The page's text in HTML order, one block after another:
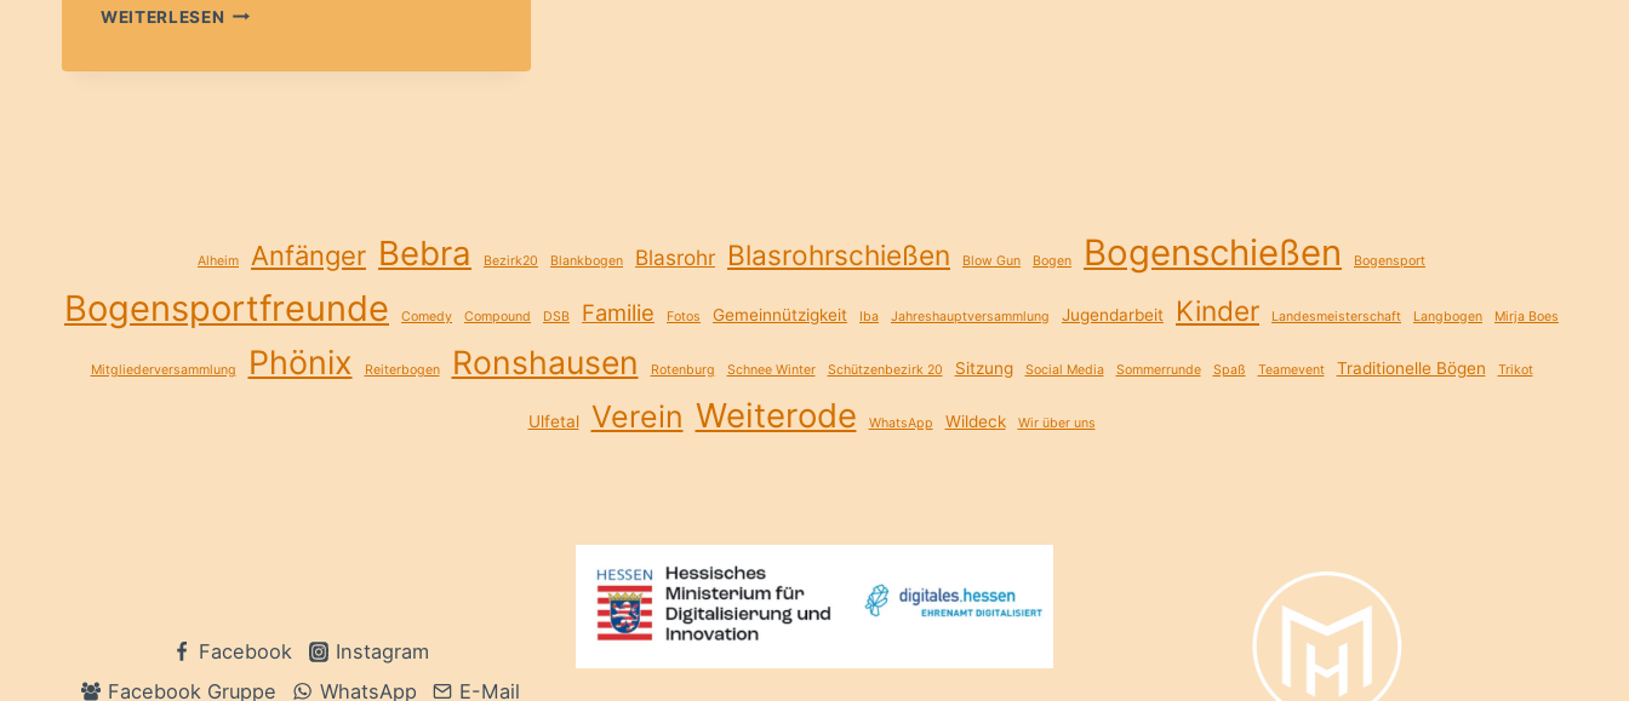
WEITERLESEN BEZIRKSMEISTERSCHAFTEN
Alheim Anfänger Bebra Bezirk20 Blankbogen Blasrohr Blasrohrschießen Blow Gun Bogen Bogenschießen Bogensport
Bogensportfreunde Comedy Compound DSB Familie Fotos Gemeinnützigkeit Iba Jahreshauptversammlung Jugendarbeit Kinder Landesmeisterschaft Langbogen Mirja Boes
Mitgliederversammlung Phönix Reiterbogen Ronshausen Rotenburg Schnee Winter Schützenbezirk 20 Sitzung Social Media Sommerrunde Spaß Teamevent Traditionelle Bögen Trikot
Ulfetal Verein Weiterode WhatsApp Wildeck Wir über uns
Facebook
Instagram
Facebook Gruppe
WhatsApp E-Mail